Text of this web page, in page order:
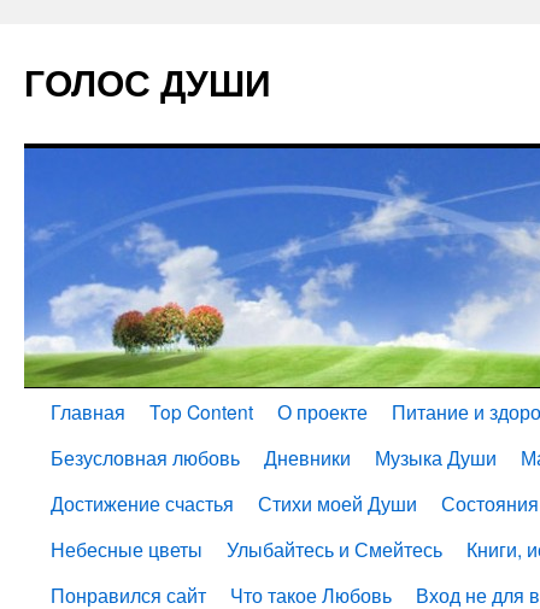
ГОЛОС ДУШИ
Главная Top Content О проекте
Питание и
Безусловная любовь
Дневники Музыка Души
Достижение счастья
Стихи моей Души
Небесные цветы
Улыбайтесь и Смейтесь
Книги,
Понравился сайт
Что такое Любовь Вход не для